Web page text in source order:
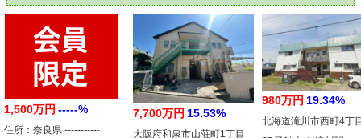
1,500万円 -----%
住所：奈良県 -----------
7,700万円 15.53%
大阪府和泉市山荘町1丁目
980万円 19.34%
北海道滝川市西町4丁